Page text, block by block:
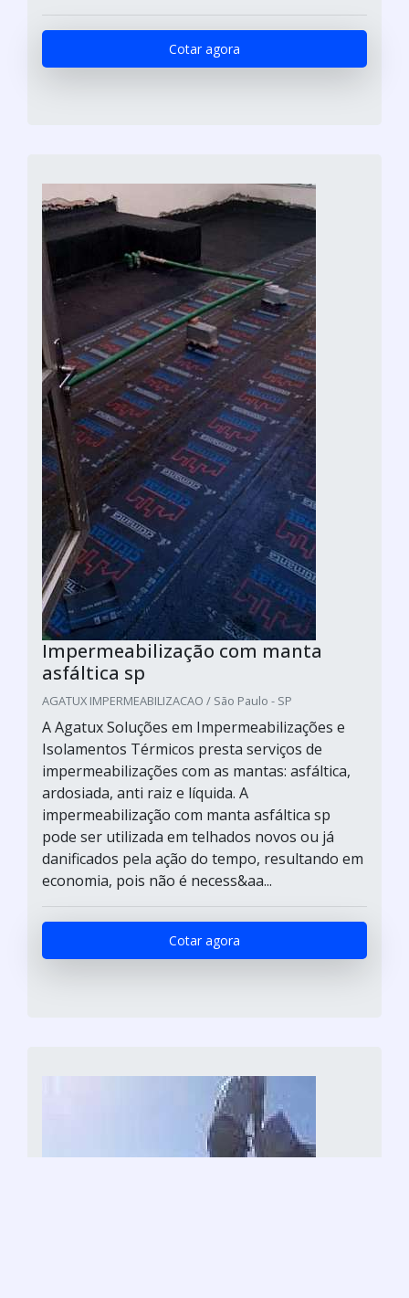
Cotar agora
Impermeabilização com manta
asfáltica sp
AGATUX IMPERMEABILIZACAO / São Paulo - SP
A Agatux Soluções em Impermeabilizações e
Isolamentos Térmicos presta serviços de
impermeabilizações com as mantas: asfáltica,
ardosiada, anti raiz e líquida. A
impermeabilização com manta asfáltica sp
pode ser utilizada em telhados novos ou já
danificados pela ação do tempo, resultando em
economia, pois não é necess&aa...
Cotar agora